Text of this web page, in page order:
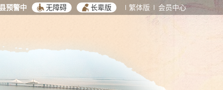
预警中 无障碍 长辈版 繁体版 会员中心